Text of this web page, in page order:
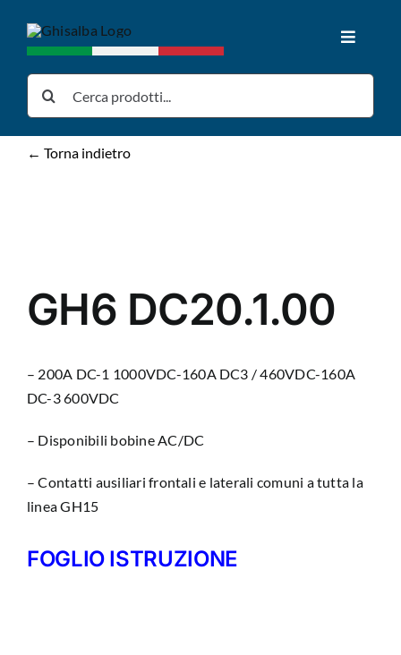
contenuto
Toggle
Chi siamo
Contatti
← Torna indietro
GH6 DC20.1.00
– 200A DC-1 1000VDC-160A DC3 / 460VDC-160A
DC-3 600VDC
– Disponibili bobine AC/DC
– Contatti ausiliari frontali e laterali comuni a tutta la
linea GH15
FOGLIO ISTRUZIONE